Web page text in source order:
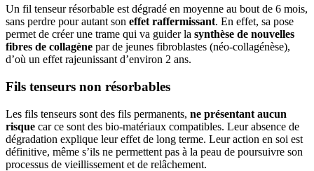
Un fil tenseur résorbable est dégradé en moyenne au bout de 6 mois,
sans perdre pour autant son effet raffermissant. En effet, sa pose
permet de créer une trame qui va guider la synthèse de nouvelles
fibres de collagène par de jeunes fibroblastes (néo-collagénèse),
d’où un effet rajeunissant d’environ 2 ans.
Fils tenseurs non résorbables
Les fils tenseurs sont des fils permanents, ne présentant aucun
risque car ce sont des bio-matériaux compatibles. Leur absence de
dégradation explique leur effet de long terme. Leur action en soi est
définitive, même s’ils ne permettent pas à la peau de poursuivre son
processus de vieillissement et de relâchement.